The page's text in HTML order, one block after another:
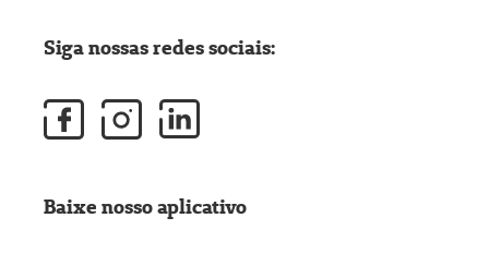
Siga nossas redes sociais:
Baixe nosso aplicativo